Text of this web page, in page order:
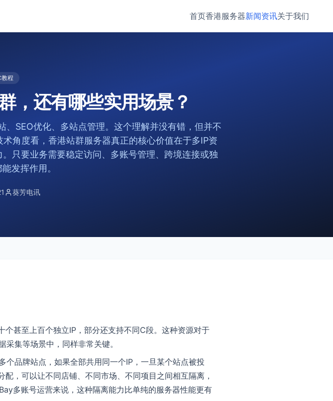
首页香港服务器新闻资讯关于我们
程
，还有哪些实用场景？
、SEO优化、多站点管理。这个理解并没有错，但并不
角度看，香港站群服务器真正的核心价值在于多IP资
只要业务需要稳定访问、多账号管理、跨境连接或独
发挥作用。
葵芳电讯
甚至上百个独立IP，部分还支持不同C段。这种资源对于
集等场景中，同样非常关键。
品牌站点，如果全部共用同一个IP，一旦某个站点被投
，可以让不同店铺、不同市场、不同项目之间相互隔离，
多账号运营来说，这种隔离能力比单纯的服务器性能更有